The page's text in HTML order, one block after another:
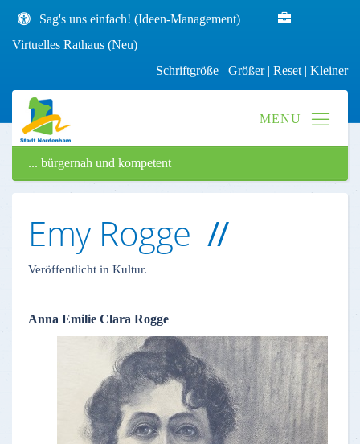
Sag's uns einfach! (Ideen-Management)
Virtuelles Rathaus (Neu)
Schriftgröße Größer| Reset | Kleiner
... bürgernah und kompetent
Emy Rogge
Veröffentlicht in Kultur.
Anna Emilie Clara Rogge